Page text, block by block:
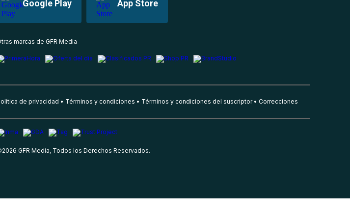
Google Play App Store
marcas de GFR Media
de privacidad Términos y condiciones Términos y condiciones del suscriptor Correcciones
2026 GFR Media, Todos los Derechos Reservados.